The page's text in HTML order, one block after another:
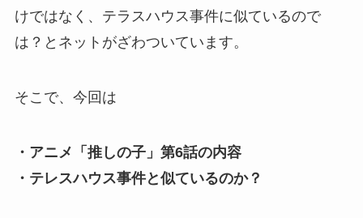
けではなく、テラスハウス事件に似ているので
は？とネットがざわついています。
そこで、今回は
・アニメ「推しの子」第6話の内容
・テレスハウス事件と似ているのか？